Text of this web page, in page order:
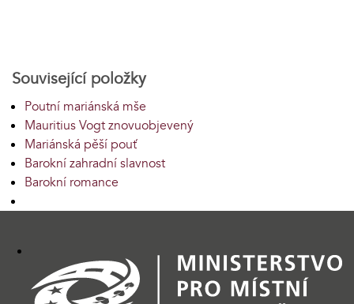
Související položky
Poutní mariánská mše
Mauritius Vogt znovuobjevený
Mariánská pěší pouť
Barokní zahradní slavnost
Barokní romance